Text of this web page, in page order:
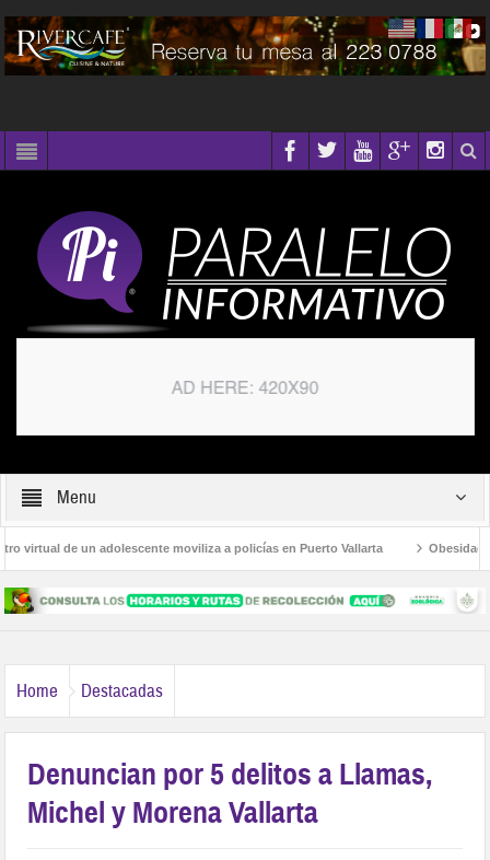
Menu
de un adolescente moviliza a policías en Puerto Vallarta Obesidad,
Avanza la regulación de establecimientos para la atención de las
Home Destacadas
Denuncian por 5 delitos a Llamas,
Michel y Morena Vallarta